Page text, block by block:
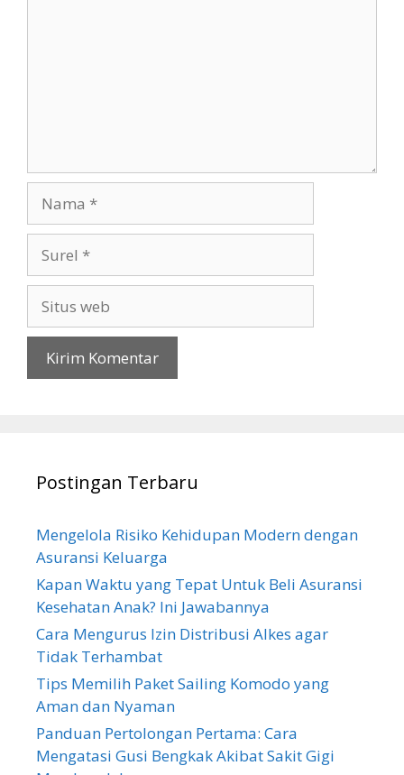
web
Postingan Terbaru
Mengelola Risiko Kehidupan Modern dengan
Asuransi Keluarga
Kapan Waktu yang Tepat Untuk Beli Asuransi
Kesehatan Anak? Ini Jawabannya
Cara Mengurus Izin Distribusi Alkes agar
Tidak Terhambat
Tips Memilih Paket Sailing Komodo yang
Aman dan Nyaman
Panduan Pertolongan Pertama: Cara
Mengatasi Gusi Bengkak Akibat Sakit Gigi